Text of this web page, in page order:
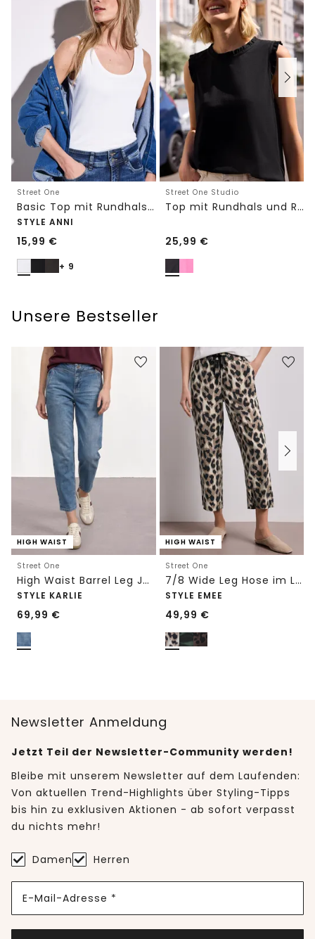
Street One
Basic Top mit Rundhals in Unifarbe
STYLE ANNI
15,99 €
+ 9
Street One Studio
Top mit Rundhals und Rüschendetails
25,99 €
Unsere Bestseller
HIGH WAIST
Street One
High Waist Barrel Leg Jeans im Loose Fit
STYLE KARLIE
69,99 €
HIGH WAIST
Street One
7/8 Wide Leg Hose im Loose Fit mit Print
STYLE EMEE
49,99 €
Newsletter Anmeldung
Jetzt Teil der Newsletter-Community werden!
Bleibe mit unserem Newsletter auf dem Laufenden:
Von aktuellen Trend-Highlights über Styling-Tipps
bis hin zu exklusiven Aktionen - ab sofort verpasst
du nichts mehr!
Damen Herren
E-Mail-Adresse *